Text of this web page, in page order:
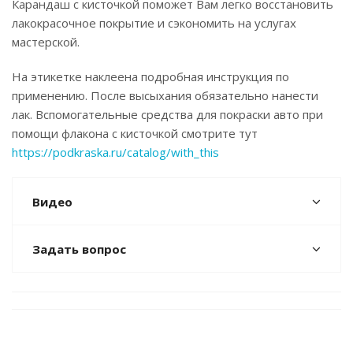
Карандаш с кисточкой поможет Вам легко восстановить
лакокрасочное покрытие и сэкономить на услугах
мастерской.
На этикетке наклеена подробная инструкция по
применению. После высыхания обязательно нанести
лак. Вспомогательные средства для покраски авто при
помощи флакона с кисточкой смотрите тут
https://podkraska.ru/catalog/with_this
Видео
Задать вопрос